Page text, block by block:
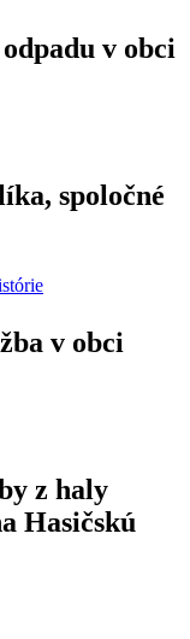
v obci
spoločné
v obci
z haly
Hasičskú